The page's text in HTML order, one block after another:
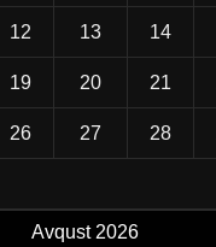
Avqust 2026
12 13 14
19 20 21
26 27 28